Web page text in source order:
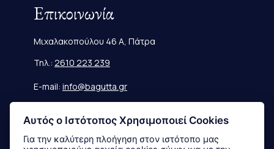
Επικοινωνία
Μιχαλακοπούλου 46 Α, Πάτρα
Τηλ.: 2610 223 239
E-mail: info@bagutta.gr
Πληροφορίες
Αυτός ο Ιστότοπος Χρησιμοποιεί Cookies
Για την καλύτερη πλοήγηση στον ιστότοπο μας